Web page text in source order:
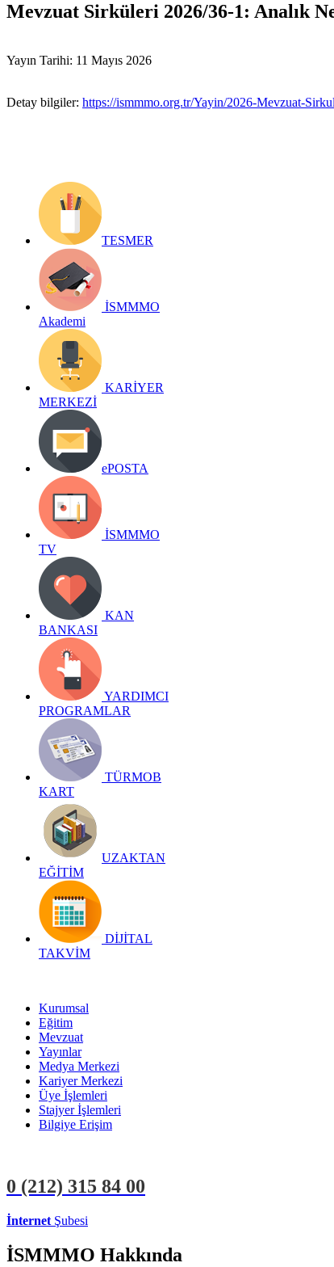
Mevzuat Sirküleri 2026/36-1: Analık
Yayın Tarihi: 11 Mayıs 2026
Detay bilgiler: https://ismmmo.org.tr/Yayin/2026-Mevzuat-
TESMER
İSMMMO
Akademi
KARİYER
MERKEZİ
ePOSTA
İSMMMO
TV
KAN
BANKASI
YARDIMCI
PROGRAMLAR
TÜRMOB
KART
UZAKTAN
EĞİTİM
DİJİTAL
TAKVİM
Kurumsal
Eğitim
Mevzuat
Yayınlar
Medya Merkezi
Kariyer Merkezi
Üye İşlemleri
Stajyer İşlemleri
Bilgiye Erişim
0 (212) 315 84 00
İnternet Şubesi
İSMMMO Hakkında